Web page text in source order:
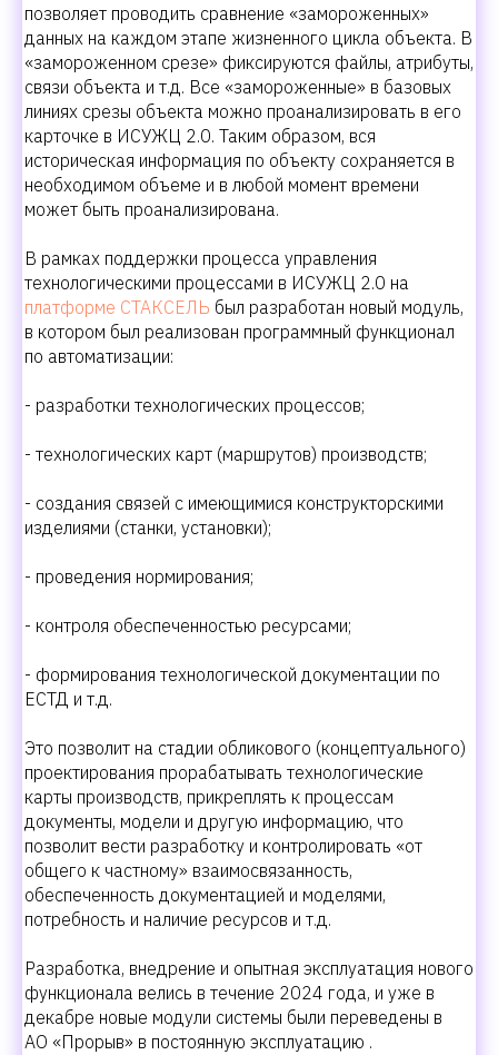
позволяет проводить сравнение «замороженных»
данных на каждом этапе жизненного цикла объекта. В
«замороженном срезе» фиксируются файлы, атрибуты,
связи объекта и т.д. Все «замороженные» в базовых
линиях срезы объекта можно проанализировать в его
карточке в ИСУЖЦ 2.0. Таким образом, вся
историческая информация по объекту сохраняется в
необходимом объеме и в любой момент времени
может быть проанализирована.
В рамках поддержки процесса управления
технологическими процессами в ИСУЖЦ 2.0 на
платформе СТАКСЕЛЬ был разработан новый модуль,
в котором был реализован программный функционал
по автоматизации:
- разработки технологических процессов;
- технологических карт (маршрутов) производств;
- создания связей с имеющимися конструкторскими
изделиями (станки, установки);
- проведения нормирования;
- контроля обеспеченностью ресурсами;
- формирования технологической документации по
ЕСТД и т.д.
Это позволит на стадии обликового (концептуального)
проектирования прорабатывать технологические
карты производств, прикреплять к процессам
документы, модели и другую информацию, что
позволит вести разработку и контролировать «от
общего к частному» взаимосвязанность,
обеспеченность документацией и моделями,
потребность и наличие ресурсов и т.д.
Разработка, внедрение и опытная эксплуатация нового
функционала велись в течение 2024 года, и уже в
декабре новые модули системы были переведены в
АО «Прорыв» в постоянную эксплуатацию .